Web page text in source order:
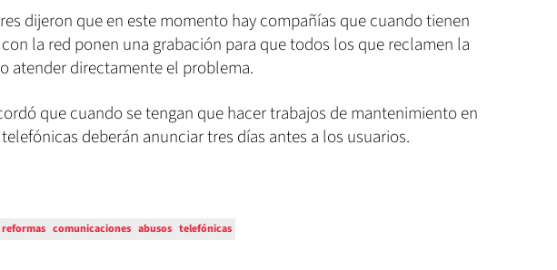
dijeron que en este momento hay compañías que cuando tienen
la red ponen una grabación para que todos los que reclamen la
atender directamente el problema.
que cuando se tengan que hacer trabajos de mantenimiento en
deberán anunciar tres días antes a los usuarios.
reformas comunicaciones abusos telefónicas